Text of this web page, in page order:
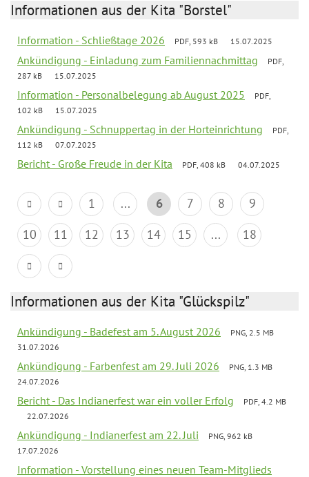
Informationen aus der Kita "Borstel"
Information - Schließtage 2026 PDF, 593 kB 15.07.2025
Ankündigung - Einladung zum Familiennachmittag
PDF,
287 kB
15.07.2025
Information - Personalbelegung ab August 2025
PDF,
102 kB
15.07.2025
Ankündigung - Schnuppertag in der Horteinrichtung
PDF,
112 kB
07.07.2025
Bericht - Große Freude in der Kita PDF, 408 kB 04.07.2025
1 ... 6 7 8
9
10
11 12 13 14 15 ... 18
Informationen aus der Kita "Glückspilz"
Ankündigung - Badefest am 5. August 2026
PNG, 2.5 MB
31.07.2026
Ankündigung - Farbenfest am 29. Juli 2026
PNG, 1.3 MB
24.07.2026
Bericht - Das Indianerfest war ein voller Erfolg
PDF, 4.2 MB
22.07.2026
Ankündigung - Indianerfest am 22. Juli
PNG, 962 kB
17.07.2026
Information - Vorstellung eines neuen Team-Mitglieds